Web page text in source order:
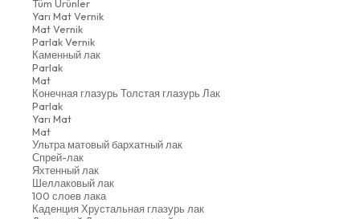
Tüm Ürünler
Yarı Mat Vernik
Mat Vernik
Parlak Vernik
Каменный лак
Parlak
Mat
Конечная глазурь Толстая глазурь Лак
Parlak
Yarı Mat
Mat
Ультра матовый бархатный лак
Спрей-лак
Яхтенный лак
Шеллаковый лак
100 слоев лака
Каденция Хрустальная глазурь лак